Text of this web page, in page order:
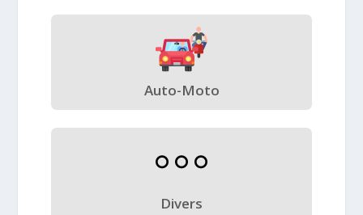
Auto-Moto
Divers